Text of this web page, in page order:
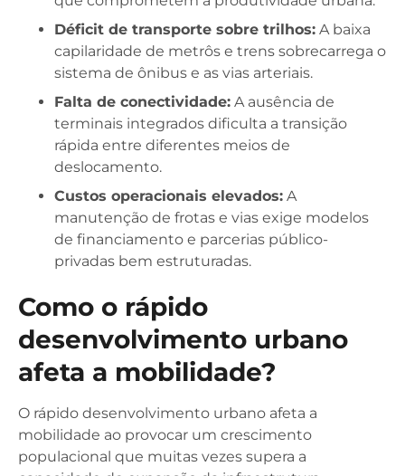
Déficit de transporte sobre trilhos: A baixa
capilaridade de metrôs e trens sobrecarrega o
sistema de ônibus e as vias arteriais.
Falta de conectividade: A ausência de
terminais integrados dificulta a transição
rápida entre diferentes meios de
deslocamento.
Custos operacionais elevados: A
manutenção de frotas e vias exige modelos
de financiamento e parcerias público-
privadas bem estruturadas.
Como o rápido
desenvolvimento urbano
afeta a mobilidade?
O rápido desenvolvimento urbano afeta a
mobilidade ao provocar um crescimento
populacional que muitas vezes supera a